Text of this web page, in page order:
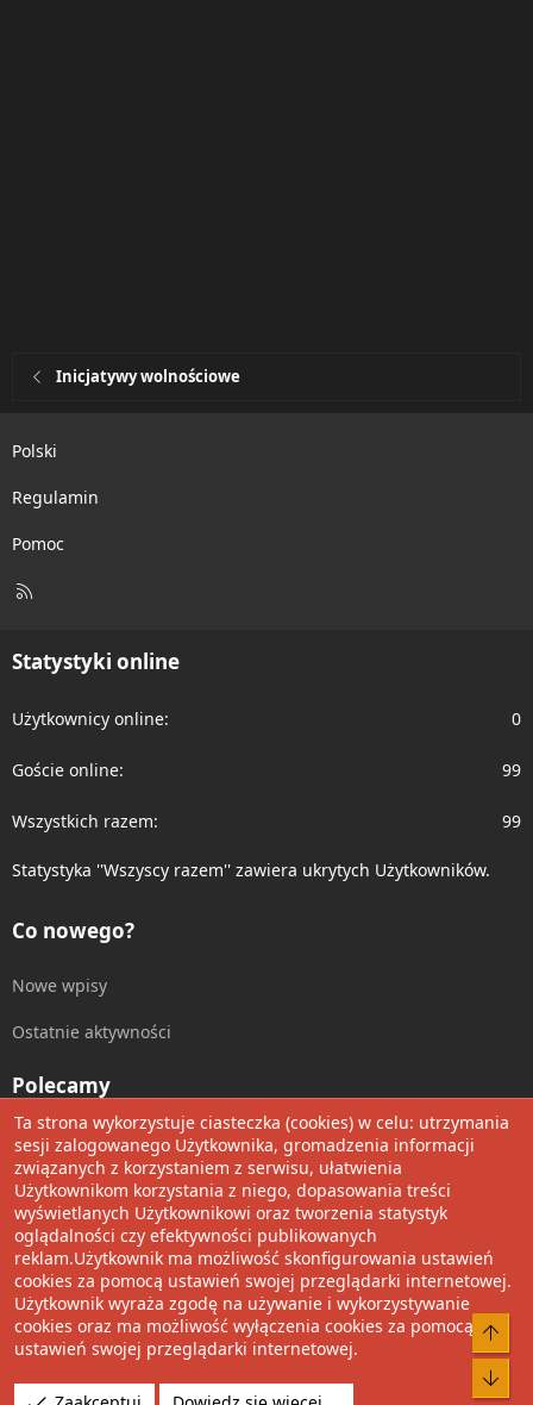
Inicjatywy wolnościowe
Polski
Regulamin
Pomoc
R
Statystyki online
Użytkownicy online 0
Goście online 99
Wszystkich razem 99
Statystyka ''Wszyscy razem'' zawiera ukrytych Użytkowników.
Co nowego?
Nowe wpisy
Ostatnie aktywności
Polecamy
Wolnościowe cytaty
Udostępnij
Facebook
TwitterRedditPinterest
TumblrWhatsApp
Umieść Link
Community platform by XenForo® © 2010-2022 XenForo Ltd.
Pixel Exit
Tłumaczenie wykonane przezXboxForum.pl
Media embeds
Ta strona wykorzystuje ciasteczka (cookies) w celu: utrzymania
sesji zalogowanego Użytkownika, gromadzenia informacji
związanych z korzystaniem z serwisu, ułatwienia
Użytkownikom korzystania z niego, dopasowania treści
wyświetlanych Użytkownikowi oraz tworzenia statystyk
oglądalności czy efektywności publikowanych
reklam.Użytkownik ma możliwość skonfigurowania ustawień
cookies za pomocą ustawień swojej przeglądarki internetowej.
Użytkownik wyraża zgodę na używanie i wykorzystywanie
cookies oraz ma możliwość wyłączenia cookies za pomocą
ustawień swojej przeglądarki internetowej.
Do